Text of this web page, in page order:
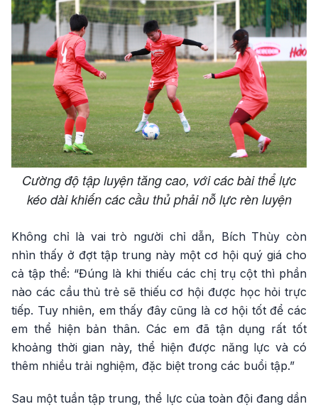
Cường độ tập luyện tăng cao, với các bài thể lực
kéo dài khiến các cầu thủ phải nỗ lực rèn luyện
Không chỉ là vai trò người chỉ dẫn, Bích Thùy còn
nhìn thấy ở đợt tập trung này một cơ hội quý giá cho
cả tập thể: “Đúng là khi thiếu các chị trụ cột thì phần
nào các cầu thủ trẻ sẽ thiếu cơ hội được học hỏi trực
tiếp. Tuy nhiên, em thấy đây cũng là cơ hội tốt để các
em thể hiện bản thân. Các em đã tận dụng rất tốt
khoảng thời gian này, thể hiện được năng lực và có
thêm nhiều trải nghiệm, đặc biệt trong các buổi tập.”
Sau một tuần tập trung, thể lực của toàn đội đang dần